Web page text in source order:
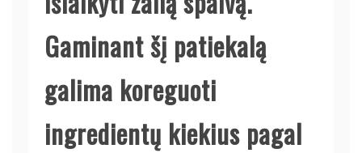
Gaminant šį patiekalą
galima koreguoti
ingredientų kiekius pagal